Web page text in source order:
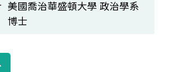
美國喬治華盛頓大學 政治學系
博士